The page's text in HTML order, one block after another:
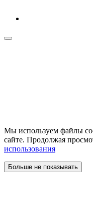
Мы используем файлы
сайте. Продолжая
использования
Больше не показывать